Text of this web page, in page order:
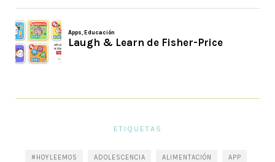
ETIQUETAS
#HOYLEEMOS ADOLESCENCIA ALIMENTACIÓN APP